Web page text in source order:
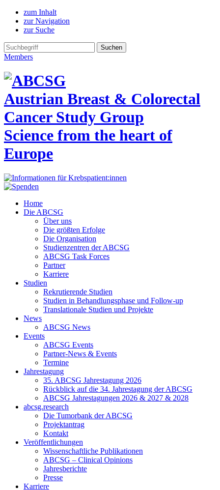
zum Inhalt
zur Navigation
zur Suche
Members
Austrian Breast & Colorectal
Cancer Study Group
Science from the heart of
Europe
Home
Die ABCSG
Über uns
Die größten Erfolge
Die Organisation
Studienzentren der ABCSG
ABCSG Task Forces
Partner
Karriere
Studien
Rekrutierende Studien
Studien in Behandlungsphase und Follow-up
Translationale Studien und Projekte
News
ABCSG News
Events
ABCSG Events
Partner-News & Events
Termine
Jahrestagung
35. ABCSG Jahrestagung 2026
Rückblick auf die 34. Jahrestagung der ABCSG
ABCSG Jahrestagungen 2026 & 2027 & 2028
abcsg.research
Die Tumorbank der ABCSG
Projektantrag
Kontakt
Veröffentlichungen
Wissenschaftliche Publikationen
ABCSG – Clinical Opinions
Jahresberichte
Presse
Karriere